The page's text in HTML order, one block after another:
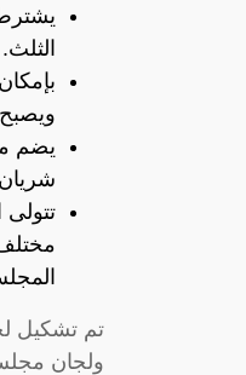
الثلث.
يضم
تم تشكيل
ولجان